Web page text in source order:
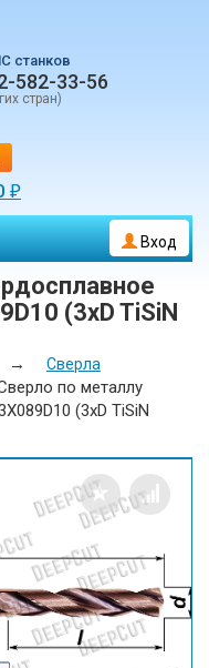
станков
582-33-56
стран)
₽
Вход
(3xD TiSiN
→
Сверла
по металлу
(3xD TiSiN